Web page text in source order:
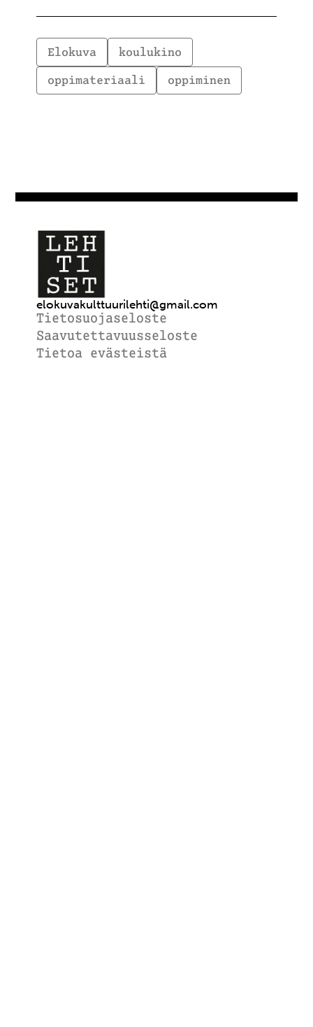
Elokuva
koulukino
oppimateriaali
oppiminen
elokuvakulttuurilehti@gmail.com
Tietosuojaseloste
Saavutettavuusseloste
Tietoa evästeistä